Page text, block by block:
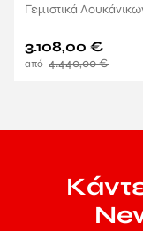
Γεμιστικά
4.440,00€
3.108,00 €